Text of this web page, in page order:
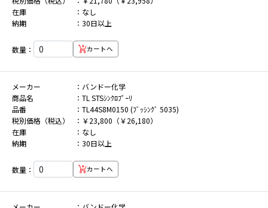
在庫
なし
納期
30日以上
数量： カートへ
メーカー
バンドー化学
商品名
TL STSｼﾝｸﾛﾌﾟｰﾘ
品番
TL44S8M0150 (ﾌﾞｯｼﾝｸﾞ 5035)
税別価格（税込）
￥23,800（￥26,180）
在庫
なし
納期
30日以上
数量： カートへ